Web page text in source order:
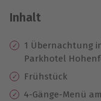
Inhalt
1 Übernachtung
Parkhotel
Frühstück
4-Gänge-Menü